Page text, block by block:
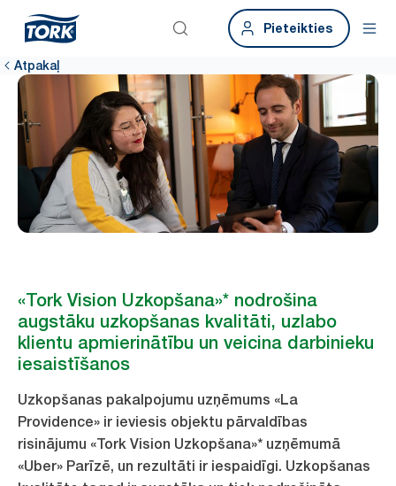
Pieteikties
Atpakaļ
«Tork Vision Uzkopšana»* nodrošina
augstāku uzkopšanas kvalitāti, uzlabo
klientu apmierinātību un veicina darbinieku
iesaistīšanos
Uzkopšanas pakalpojumu uzņēmums «La
Providence» ir ieviesis objektu pārvaldības
risinājumu «Tork Vision Uzkopšana»* uzņēmumā
«Uber» Parīzē, un rezultāti ir iespaidīgi. Uzkopšanas